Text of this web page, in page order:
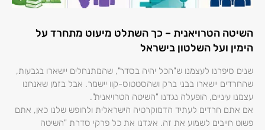
השיטה הטרויאנית – כך השתלט מיעוט מתחרד על
הימין ועל השלטון בישראל
שנים סיפרנו לעצמנו ש"הכל יהיה בסדר", שהמתנחלים יישארו בגבעות,
שהחרדים יישארו בבני ברק ושהסטטוס-קוו יישמר. אבל בזמן שאנחנו
עצמנו עיניים, הופעלה נגדנו "השיטה הטרויאנית".
אם אתם חרדים לעתיד הדמוקרטיה הישראלית ולחופש שלנו כאן, אתם
פשוט חייבים לשמוע את זה. איגדנו את כל פרקי סדרת "השיטה